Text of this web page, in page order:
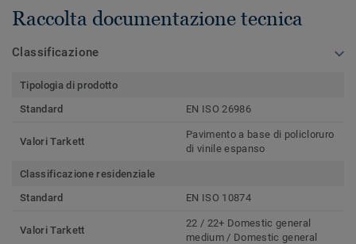
Raccolta documentazione tecnica
Classificazione
Tipologia di prodotto
Standard
EN ISO 26986
Valori Tarkett
Pavimento a base di policloruro
di vinile espanso
Classificazione residenziale
Standard
EN ISO 10874
Valori Tarkett
22 / 22+ Domestic general
medium / Domestic general